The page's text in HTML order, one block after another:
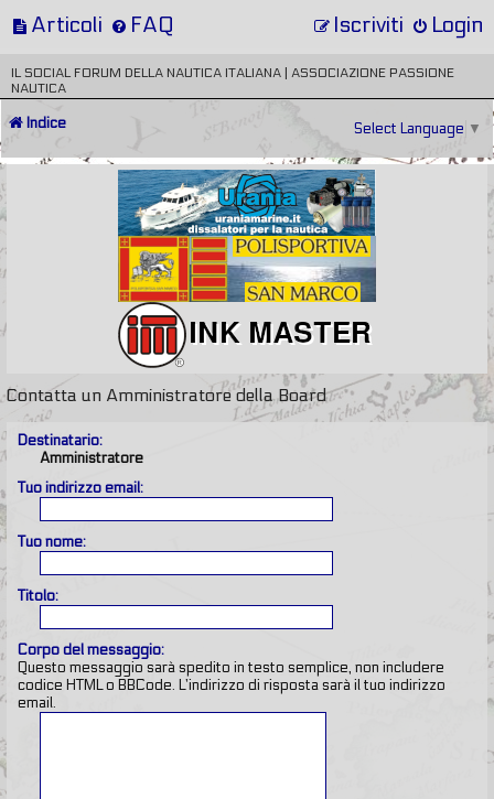
Articoli FAQ Login
Iscriviti
IL SOCIAL FORUM DELLA NAUTICA ITALIANA | ASSOCIAZIONE PASSIONE
NAUTICA
Indice Select Language ▼
Contatta un Amministratore della Board
Destinatario:
Amministratore
Tuo indirizzo email:
Tuo nome:
Titolo:
Corpo del messaggio:
Questo messaggio sarà spedito in testo semplice, non includere
codice HTML o BBCode. L’indirizzo di risposta sarà il tuo indirizzo
email.